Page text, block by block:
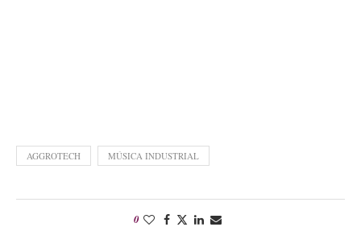
AGGROTECH MÚSICA INDUSTRIAL
0